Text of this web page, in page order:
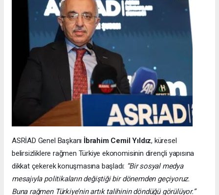
ASRİAD Genel Başkanı İbrahim Cemil Yıldız, küresel
belirsizliklere rağmen Türkiye ekonomisinin dirençli yapısına
dikkat çekerek konuşmasına başladı: “Bir sosyal medya
mesajıyla politikaların değiştiği bir dönemden geçiyoruz.
Buna rağmen Türkiye’nin artık talihinin döndüğü görülüyor.”